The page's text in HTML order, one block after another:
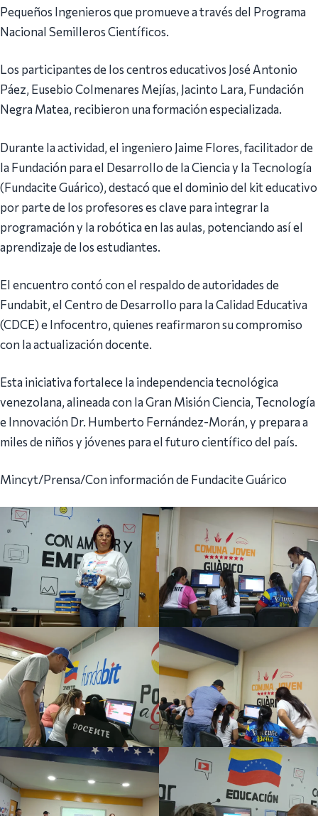
Pequeños Ingenieros que promueve a través del Programa
Nacional Semilleros Científicos.
Los participantes de los centros educativos José Antonio
Páez, Eusebio Colmenares Mejías, Jacinto Lara, Fundación
Negra Matea, recibieron una formación especializada.
Durante la actividad, el ingeniero Jaime Flores, facilitador de
la Fundación para el Desarrollo de la Ciencia y la Tecnología
(Fundacite Guárico), destacó que el dominio del kit educativo
por parte de los profesores es clave para integrar la
programación y la robótica en las aulas, potenciando así el
aprendizaje de los estudiantes.
El encuentro contó con el respaldo de autoridades de
Fundabit, el Centro de Desarrollo para la Calidad Educativa
(CDCE) e Infocentro, quienes reafirmaron su compromiso
con la actualización docente.
Esta iniciativa fortalece la independencia tecnológica
venezolana, alineada con la Gran Misión Ciencia, Tecnología
e Innovación Dr. Humberto Fernández-Morán, y prepara a
miles de niños y jóvenes para el futuro científico del país.
Mincyt/Prensa/Con información de Fundacite Guárico